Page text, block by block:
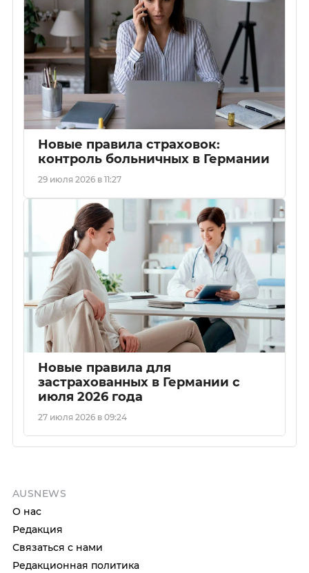
Новые правила страховок:
контроль больничных в Германии
29 июля 2026 в 11:27
Новые правила для
застрахованных в Германии с
июля 2026 года
27 июля 2026 в 09:24
AUSNEWS
О нас
Редакция
Связаться с нами
Редакционная политика